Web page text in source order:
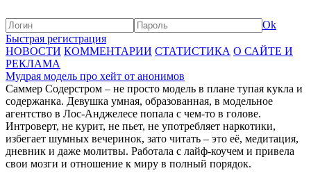
Ok
Быстрая регистрация
НОВОСТИ КОММЕНТАРИИ СТАТИСТИКА О САЙТЕ И
РЕКЛАМА
Мудрая модель про хейт от анонимов
Саммер Содерстром – не просто модель в плане тупая кукла и
содержанка. Девушка умная, образованная, в модельное
агентство в Лос-Анджелесе попала с чем-то в голове.
Интроверт, не курит, не пьет, не употребляет наркотики,
избегает шумных вечеринок, зато читать – это её, медитация,
дневник и даже молитвы. Работала с лайф-коучем и привела
свои мозги и отношение к миру в полный порядок.